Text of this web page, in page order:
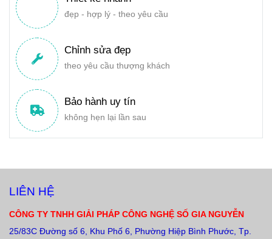
đẹp - hợp lý - theo yêu cầu
Chỉnh sửa đẹp
theo yêu cầu thượng khách
Bảo hành uy tín
không hẹn lại lần sau
LIÊN HỆ
CÔNG TY TNHH GIẢI PHÁP CÔNG NGHỆ SỐ GIA NGUYỄN
25/83C Đường số 6, Khu Phố 6, Phường Hiệp Bình Phước, Tp.